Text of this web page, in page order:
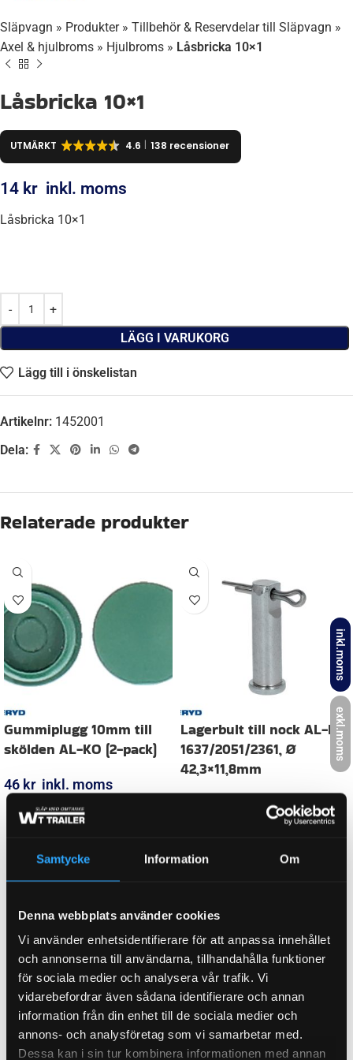
Samtycke Information Om
Denna webbplats använder cookies
Vi använder enhetsidentifierare för att anpassa innehållet
och annonserna till användarna, tillhandahålla funktioner
för sociala medier och analysera vår trafik. Vi
vidarebefordrar även sådana identifierare och annan
information från din enhet till de sociala medier och
annons- och analysföretag som vi samarbetar med.
Dessa kan i sin tur kombinera informationen med annan
inkl.moms
exkl.moms
Släpvagn » Produkter» Tillbehör & Reservdelar till Släpvagn »
Axel & hjulbroms » Hjulbroms » Låsbricka 10×1
Låsbricka 10×1
UTMÄRKT 4.6 138 recensioner
14 kr inkl. moms
Låsbricka 10×1
LÄGG I VARUKORG
Lägg till i önskelistan
Artikelnr: 1452001
Dela:
Beskrivning
ORGINALNUMMER 100233010902, 902640
BROMS-ID AR2008, S 1704-7, S 1704-7 RASK, S 2005-7
HJULBROMSDIMENSION 170×40, 200×50
FABRIKAT / PASSAR TILL BPW
WEIGHT
KATEGORI: Hjulbroms till släpvagn
Ytterligare information
Recensioner (0)